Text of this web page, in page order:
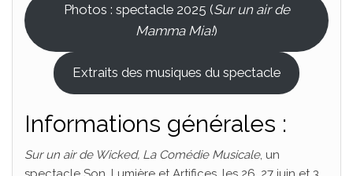
Photos : spectacle 2025 (Sur un air de
Mamma Mia!)
Extraits des musiques du spectacle
Informations générales :
Sur un air de Wicked, La Comédie Musicale, un